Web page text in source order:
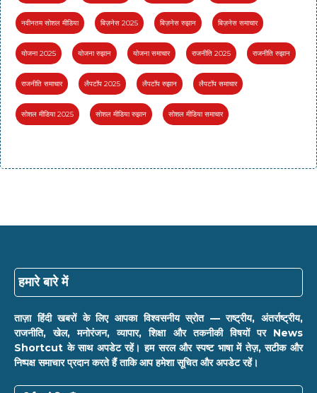
नवीनतम सोशल मीडिया बिज़नेस 2025 बिज़नेस रुझान बिज़नेस समाचार
योजना 2025 योजना रुझान योजना समाचार राजनीति 2025 राजनीति रुझान
राजनीति समाचार लैपटॉप 2025 लैपटॉप रुझान लैपटॉप समाचार
सोशल मीडिया 2025 सोशल मीडिया रुझान सोशल मीडिया समाचार
हमारे बारे में
ताज़ा हिंदी खबरों के लिए आपका विश्वसनीय स्रोत — राष्ट्रीय, अंतर्राष्ट्रीय,
राजनीति, खेल, मनोरंजन, व्यापार, शिक्षा और तकनीकी विषयों पर News
Shortcut के साथ अपडेट रहें। हम सरल और स्पष्ट भाषा में तेज़, सटीक और
निष्पक्ष समाचार प्रदान करते हैं ताकि आप हमेशा सूचित और अपडेट रहें।